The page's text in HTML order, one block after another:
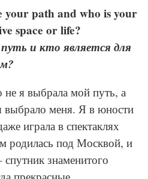
your path and who is your
space or life?
и кто является для
я выбрала мой путь, а
выбрало меня. Я в юности
играла в спектаклях
родилась под Москвой, и
спутник знаменитого